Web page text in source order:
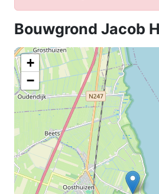
Bouwgrond Jacob
+
−